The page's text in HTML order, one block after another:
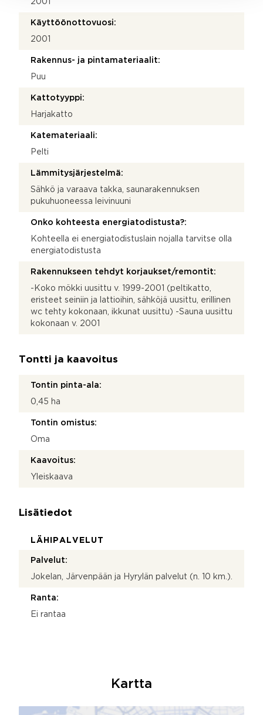
2001
Käyttöönottovuosi:
2001
Rakennus- ja pintamateriaalit:
Puu
Kattotyyppi:
Harjakatto
Katemateriaali:
Pelti
Lämmitysjärjestelmä:
Sähkö ja varaava takka, saunarakennuksen
pukuhuoneessa leivinuuni
Onko kohteesta energiatodistusta?:
Kohteella ei energiatodistuslain nojalla tarvitse olla
energiatodistusta
Rakennukseen tehdyt korjaukset/remontit:
-Koko mökki uusittu v. 1999-2001 (peltikatto,
eristeet seiniin ja lattioihin, sähköjä uusittu, erillinen
wc tehty kokonaan, ikkunat uusittu) -Sauna uusittu
kokonaan v. 2001
Tontti ja kaavoitus
Tontin pinta-ala:
0,45 ha
Tontin omistus:
Oma
Kaavoitus:
Yleiskaava
Lisätiedot
LÄHIPALVELUT
Palvelut:
Jokelan, Järvenpään ja Hyrylän palvelut (n. 10 km.).
Ranta:
Ei rantaa
Kartta